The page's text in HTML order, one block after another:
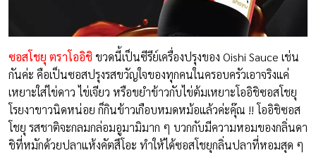
ซอสโชยุ ตราโออิชิขวดนี้เป็นซีรีย์เครื่องปรุงของ Oishi Sauce เช่น
กันค่ะ คือเป็นซอสปรุงรสขวัญใจของทุกคนในครอบครัวเอาจริงแค่
เหยาะใส่ไข่ดาว ไข่เจียว หรือขยำข้าวกับไข่ต้มเหยาะโออิชิซอสโชยุ
โรยงาขาวนิดหน่อย ก็กินข้าวเกือบหมดหม้อแล้วค่ะคุ๊ณ !! โออิชิซอส
โชยุ รสชาติจะกลมกล่อมอูมามิมาก ๆ บวกกับมีความหอมของกลิ่นดา
ชิที่หมักด้วยปลาแห้งคัตสึโอะ ทำให้ได้ซอสโชยุกลิ่นปลาที่หอมสุด ๆ